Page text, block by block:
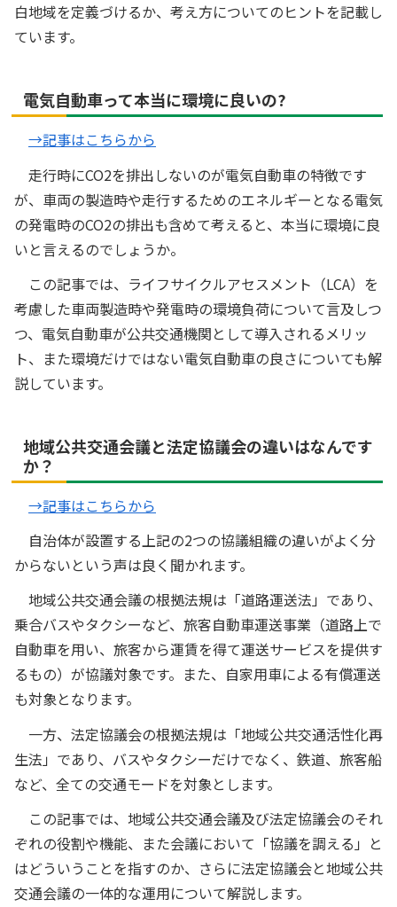
白地域を定義づけるか、考え方についてのヒントを記載し
ています。
電気自動車って本当に環境に良いの?
→記事はこちらから
走行時にCO2を排出しないのが電気自動車の特徴です
が、車両の製造時や走行するためのエネルギーとなる電気
の発電時のCO2の排出も含めて考えると、本当に環境に良
いと言えるのでしょうか。
この記事では、ライフサイクルアセスメント（LCA）を
考慮した車両製造時や発電時の環境負荷について言及しつ
つ、電気自動車が公共交通機関として導入されるメリッ
ト、また環境だけではない電気自動車の良さについても解
説しています。
地域公共交通会議と法定協議会の違いはなんです
か？
→記事はこちらから
自治体が設置する上記の2つの協議組織の違いがよく分
からないという声は良く聞かれます。
地域公共交通会議の根拠法規は「道路運送法」であり、
乗合バスやタクシーなど、旅客自動車運送事業（道路上で
自動車を用い、旅客から運賃を得て運送サービスを提供す
るもの）が協議対象です。また、自家用車による有償運送
も対象となります。
一方、法定協議会の根拠法規は「地域公共交通活性化再
生法」であり、バスやタクシーだけでなく、鉄道、旅客船
など、全ての交通モードを対象とします。
この記事では、地域公共交通会議及び法定協議会のそれ
ぞれの役割や機能、また会議において「協議を調える」と
はどういうことを指すのか、さらに法定協議会と地域公共
交通会議の一体的な運用について解説します。